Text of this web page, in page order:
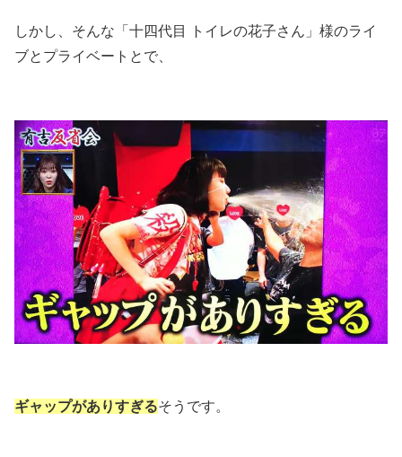
しかし、そんな「十四代目 トイレの花子さん」様のライ
ブとプライベートとで、
ギャップがありすぎるそうです。